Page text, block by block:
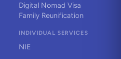
Digital Nomad Visa
Family Reunification
INDIVIDUAL SERVICES
NIE